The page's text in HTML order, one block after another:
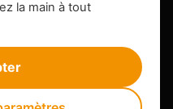
la main à tout